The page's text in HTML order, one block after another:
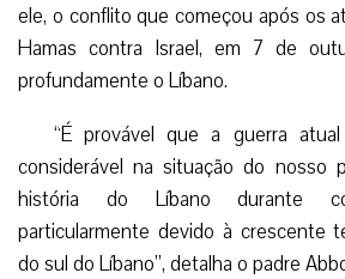
ele, o conflito que começou após os
Hamas contra Israel, em 7 de
profundamente o Líbano.
“É provável que a guerra
considerável na situação do nosso
história do Líbano durante
particularmente devido à crescente
do sul do Líbano”, detalha o padre